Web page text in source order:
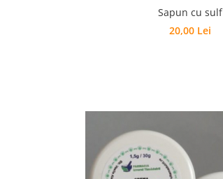
Sapun cu sulf
20,00 Lei